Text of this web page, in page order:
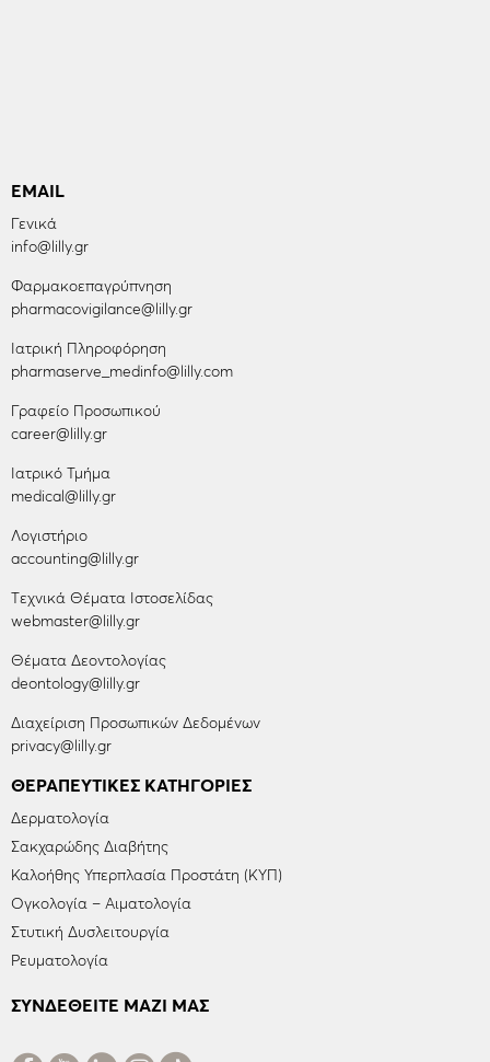
EMAIL
Γενικά
info@lilly.gr
Φαρμακοεπαγρύπνηση
pharmacovigilance@lilly.gr
Ιατρική Πληροφόρηση
pharmaserve_medinfo@lilly.com
Γραφείο Προσωπικού
career@lilly.gr
Ιατρικό Τμήμα
medical@lilly.gr
Λογιστήριο
accounting@lilly.gr
Tεχνικά Θέματα Ιστοσελίδας
webmaster@lilly.gr
Θέματα Δεοντολογίας
deontology@lilly.gr
Διαχείριση Προσωπικών Δεδομένων
privacy@lilly.gr
ΘΕΡΑΠΕΥΤΙΚΈΣ ΚΑΤΗΓΟΡΊΕΣ
Δερματολογία
Σακχαρώδης Διαβήτης
Καλοήθης Υπερπλασία Προστάτη (ΚΥΠ)
Ογκολογία – Αιματολογία
Στυτική Δυσλειτουργία
Ρευματολογία
ΣΥΝΔΕΘΕΙΤΕ ΜΑΖΙ ΜΑΣ